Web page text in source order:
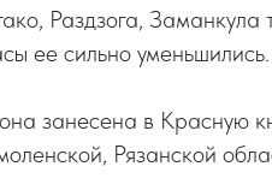
Раздзога,
ее сильно уменьшились.
занесена в Красную
Рязанской